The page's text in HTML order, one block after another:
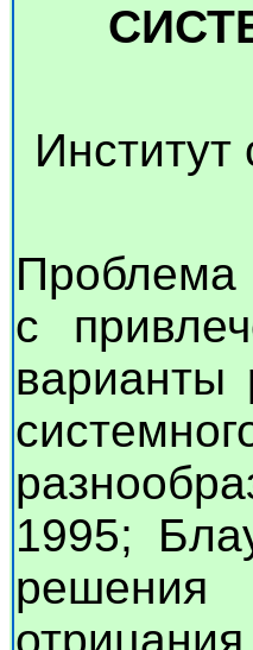
Проблема
с
варианты
1995;
решения